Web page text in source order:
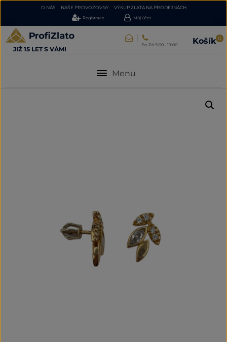
O NÁS NAŠE PROVOZOVNY VÝKUP ZLATA NA PRODEJNÁCH
Registrace Můj účet
JIŽ 15 LET S VÁMI
Po-Pá 9:00 - 19:00 Košík 0
Menu